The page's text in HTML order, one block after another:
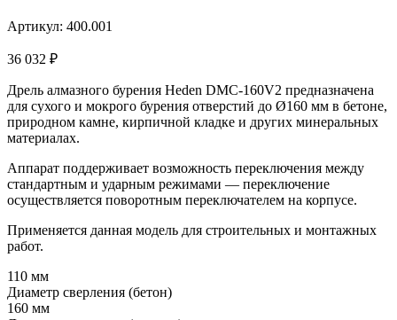
Артикул: 400.001
36 032 ₽
Дрель алмазного бурения Heden DMC-160V2 предназначена
для сухого и мокрого бурения отверстий до Ø160 мм в бетоне,
природном камне, кирпичной кладке и других минеральных
материалах.
Аппарат поддерживает возможность переключения между
стандартным и ударным режимами — переключение
осуществляется поворотным переключателем на корпусе.
Применяется данная модель для строительных и монтажных
работ.
110 мм
Диаметр сверления (бетон)
160 мм